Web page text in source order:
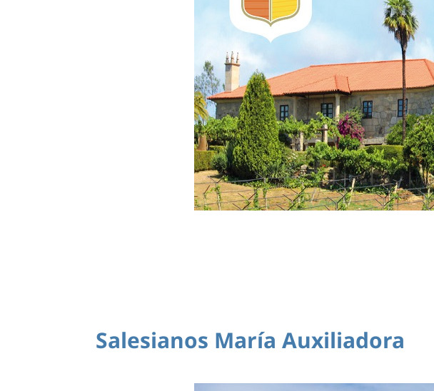
Salesianos María Auxiliadora